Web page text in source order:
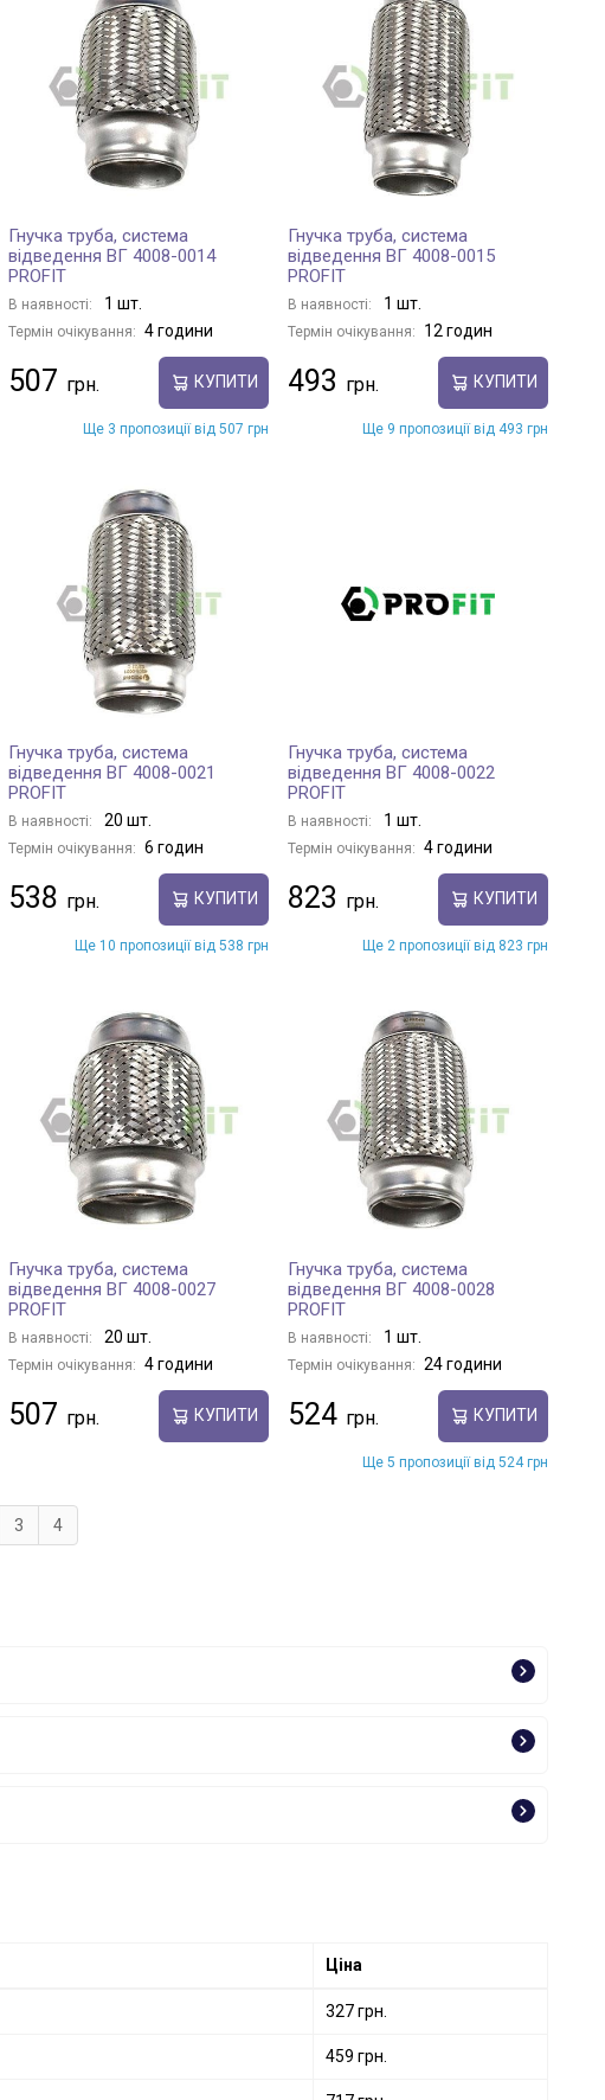
Гнучка труба, система
відведення ВГ 4008-0014
PROFIT
В наявності: 1 шт.
Термін очікування: 4 години
507 КУПИТИ
Ще 3 пропозиції від 507 грн
Гнучка труба, система
відведення ВГ 4008-0015
PROFIT
В наявності: 1 шт.
Термін очікування: 12 годин
493 КУПИТИ
Ще 9 пропозиції від 493 грн
Гнучка труба, система
відведення ВГ 4008-0021
PROFIT
В наявності: 20 шт.
Термін очікування: 6 годин
538 КУПИТИ
Ще 10 пропозиції від 538 грн
Гнучка труба, система
відведення ВГ 4008-0022
PROFIT
В наявності: 1 шт.
Термін очікування: 4 години
823 КУПИТИ
Ще 2 пропозиції від 823 грн
Гнучка труба, система
відведення ВГ 4008-0027
PROFIT
В наявності: 20 шт.
Термін очікування: 4 години
507 КУПИТИ
Гнучка труба, система
відведення ВГ 4008-0028
PROFIT
В наявності: 1 шт.
Термін очікування: 24 години
524 КУПИТИ
Ще 5 пропозиції від 524 грн
3 4
Ціна
327 грн.
459 грн.